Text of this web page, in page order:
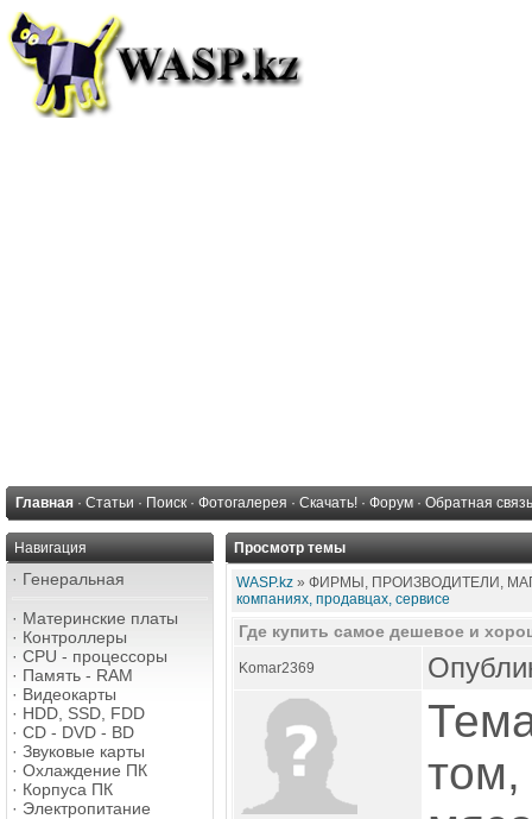
Главная · Статьи · Поиск · Фотогалерея · Скачать! · Форум · Обратная связь
Навигация
· Генеральная
· Материнские платы
· Контроллеры
· CPU - процессоры
· Память - RAM
· Видеокарты
· HDD, SSD, FDD
· CD - DVD - BD
· Звуковые карты
· Охлаждение ПК
· Корпуса ПК
· Электропитание
Просмотр темы
WASP.kz » ФИРМЫ, ПРОИЗВОДИТЕЛИ,
компаниях, продавцах, сервисе
Где купить самое дешевое и
Komar2369
том,